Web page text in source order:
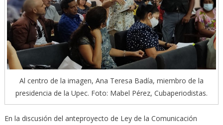
Al centro de la imagen, Ana Teresa Badía, miembro de la
presidencia de la Upec. Foto: Mabel Pérez, Cubaperiodistas.
En la discusión del anteproyecto de Ley de la Comunicación